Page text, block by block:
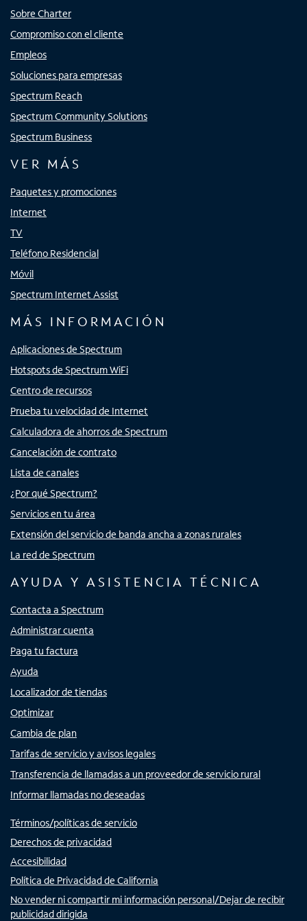
Sobre Charter
Compromiso con el cliente
Empleos
Soluciones para empresas
Spectrum Reach
Spectrum Community Solutions
Spectrum Business
VER MÁS
Paquetes y promociones
Internet
TV
Teléfono Residencial
Móvil
Spectrum Internet Assist
MÁS INFORMACIÓN
Aplicaciones de Spectrum
Hotspots de Spectrum WiFi
Centro de recursos
Prueba tu velocidad de Internet
Calculadora de ahorros de Spectrum
Cancelación de contrato
Lista de canales
¿Por qué Spectrum?
Servicios en tu área
Extensión del servicio de banda ancha a zonas rurales
La red de Spectrum
AYUDA Y ASISTENCIA TÉCNICA
Contacta a Spectrum
Administrar cuenta
Paga tu factura
Ayuda
Localizador de tiendas
Optimizar
Cambia de plan
Tarifas de servicio y avisos legales
Transferencia de llamadas a un proveedor de servicio rural
Informar llamadas no deseadas
Términos/políticas de servicio
Derechos de privacidad
Accesibilidad
Política de Privacidad de California
No vender ni compartir mi información personal/Dejar de recibir
publicidad dirigida